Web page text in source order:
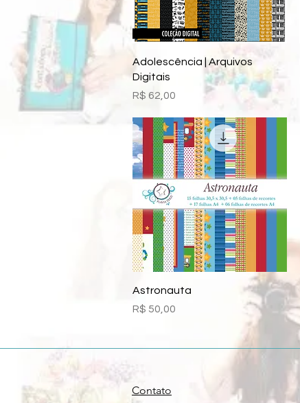
Visualização rápida
Adolescência | Arquivos
Digitais
Preço
R$ 62,00
Visualização rápida
Astronauta
Preço
R$ 50,00
Contato